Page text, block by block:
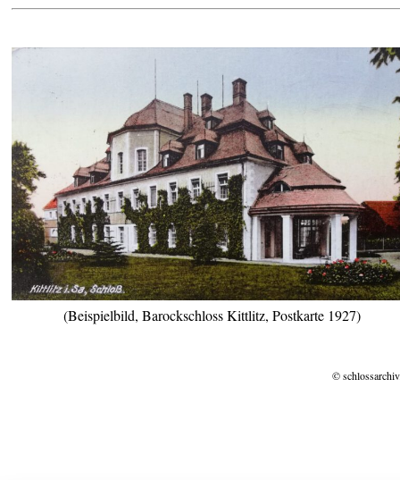
(Beispielbild, Barockschloss Kittlitz, Postkarte 1927)
©